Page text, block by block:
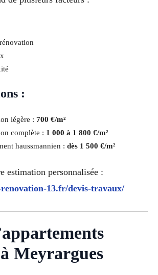
:
légère : 700 €/m²
complète : 1 000 à 1 800 €/m²
haussmannien : dès 1 500 €/m²
estimation personnalisée :
13.fr/devis-travaux/
Meyrargues